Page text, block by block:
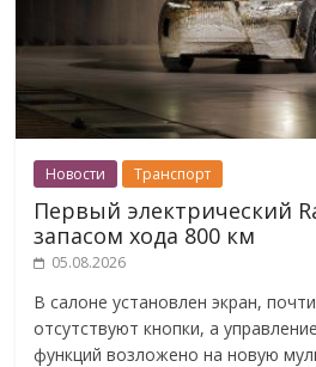
Новости Транспорт
Первый электрический
запасом хода 800 км
05.08.2026
В салоне установлен экран,
отсутствуют кнопки, а
функций возложено на новую